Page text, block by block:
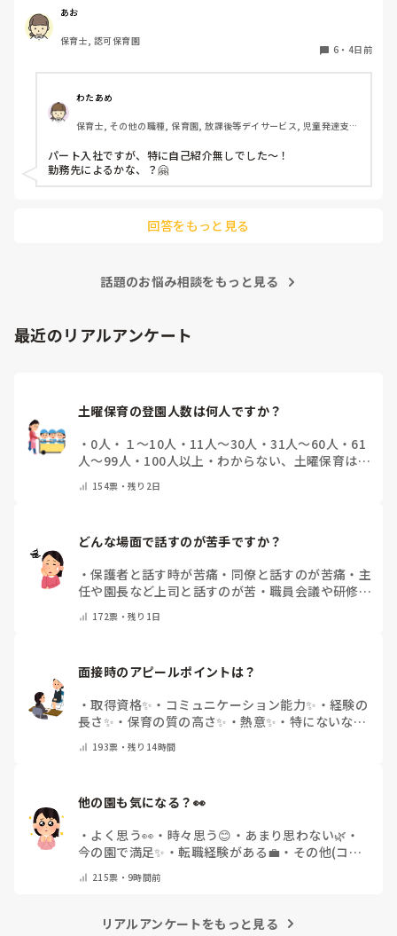
あお
保育士, 認可保育園
6 ・ 4日前
わたあめ
保育士, その他の職種, 保育園, 放課後等デイサービス, 児童発達支援
パート入社ですが、特に自己紹介無しでした〜！
勤務先によるかな、？🤗
回答をもっと見る
話題のお悩み相談をもっと見る
最近のリアルアンケート
土曜保育の登園人数は何人ですか？
・ 0人 ・ １～10人 ・ 11人～30人 ・31人～60人 ・ 61
人～99人 ・ 100人以上 ・ わからない、土曜保育はな
154票・残り2日
どんな場面で話すのが苦手ですか？
・保護者と話す時が苦痛 ・ 同僚と話すのが苦痛 ・ 主
任や園長など上司と話すのが苦 ・ 職員会議や研修場
他(コメントで教えてください)
172票・残り1日
面接時のアピールポイントは？
・取得資格✨ ・ コミュニケーション能力✨ ・ 経験の
長さ✨ ・ 保育の質の高さ✨ ・熱意✨ ・ 特にないな・
193票・残り14時間
他の園も気になる？👀
・ よく思う👀 ・ 時々思う😊 ・ あまり思わない🌿 ・
今の園で満足✨ ・転職経験がある💼 ・ その他(コメ
215票・9時間前
リアルアンケートをもっと見る